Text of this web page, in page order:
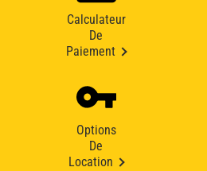
Calculateur
De
Paiement
Options
De
Location